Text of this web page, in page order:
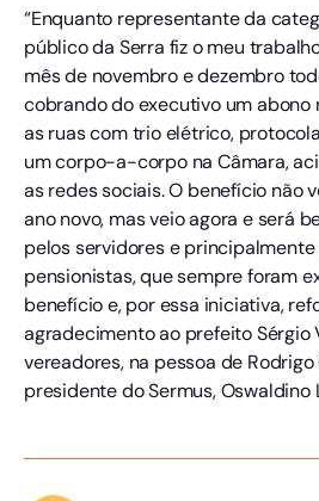
“Enquanto representante da
público da Serra fiz o meu
mês de novembro e dezembro
cobrando do executivo um abono
as ruas com trio elétrico,
um corpo-a-corpo na Câmara,
as redes sociais. O benefício não
ano novo, mas veio agora e será
pelos servidores e
pensionistas, que sempre foram
benefício e, por essa iniciativa,
agradecimento ao prefeito Sérgio
vereadores, na pessoa de Rodrigo
presidente do Sermus, Oswaldino